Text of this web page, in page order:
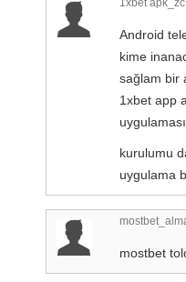
1xbet
Android
kime
sağlam bir
1xbet app
kurulumu
uygulama
mostbet